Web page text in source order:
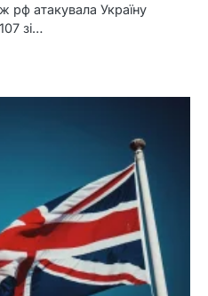
атакувала Україну
зі…